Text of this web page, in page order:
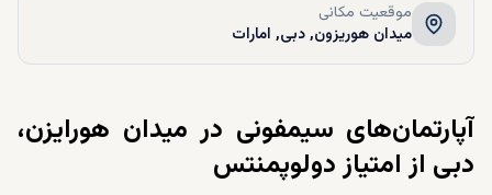
موقعیت مکانی
میدان هوریزون, دبی, امارات
آپارتمان‌های سیمفونی در میدان هورایزن،
دبی از امتیاز دولوپمنتس